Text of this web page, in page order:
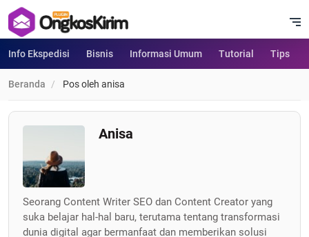
Info Ekspedisi Bisnis Informasi Umum Tutorial Tips
Beranda Pos oleh anisa
Anisa
Seorang Content Writer SEO dan Content Creator yang
suka belajar hal-hal baru, terutama tentang transformasi
dunia digital agar bermanfaat dan memberikan solusi